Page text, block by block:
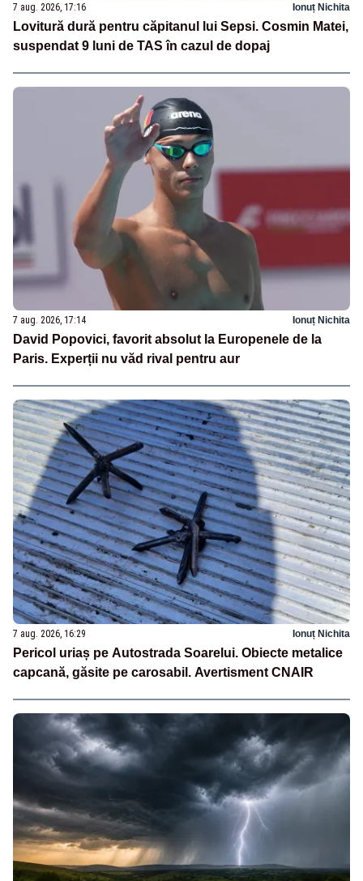
7 aug. 2026, 17:16 Ionuț Nichita
Lovitură dură pentru căpitanul lui Sepsi. Cosmin Matei,
suspendat 9 luni de TAS în cazul de dopaj
7 aug. 2026, 17:14 Ionuț Nichita
David Popovici, favorit absolut la Europenele de la
Paris. Experții nu văd rival pentru aur
7 aug. 2026, 16:29 Ionuț Nichita
Pericol uriaș pe Autostrada Soarelui. Obiecte metalice
capcană, găsite pe carosabil. Avertisment CNAIR